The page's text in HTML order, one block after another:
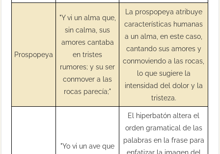
Prospopeya
"Y vi un alma que,
sin calma, sus
amores cantaba
en tristes
rumores; y su ser
conmover a las
rocas parecía;"
La prospopeya atribuye
características humanas
a un alma, en este caso,
cantando sus amores y
conmoviendo a las rocas,
lo que sugiere la
intensidad del dolor y la
tristeza.
"Yo vi un ave que
El hiperbatón altera el
orden gramatical de las
palabras en la frase para
enfatizar la imagen del